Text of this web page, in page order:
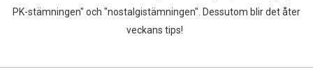
PK-stämningen" och "nostalgistämningen". Dessutom blir det åter
veckans tips!